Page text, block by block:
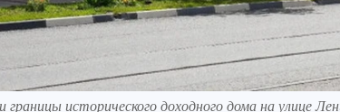
границы исторического доходного дома на улице